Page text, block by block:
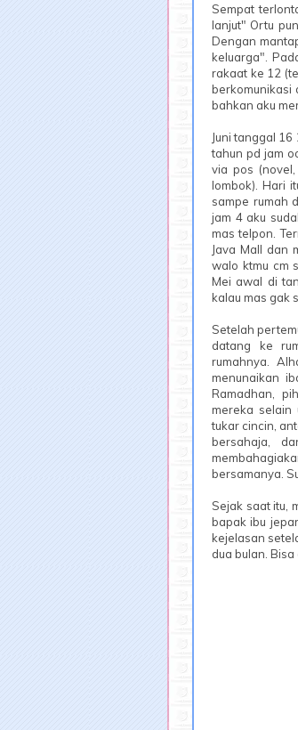
Sempat
lanjut" Ortu
Dengan
keluarga".
rakaat ke 12
berkomunikasi
bahkan aku
Juni tanggal
tahun pd jam
via pos
lombok). Hari
sampe rumah
jam 4 aku
mas telpon.
Java Mall dan
walo ktmu cm
Mei awal di
kalau mas gak
Setelah
datang ke
rumahnya.
menunaikan
Ramadhan,
mereka selain
tukar cincin,
bersahaja,
bersamanya.
Sejak saat itu,
bapak ibu
kejelasan
dua bulan.